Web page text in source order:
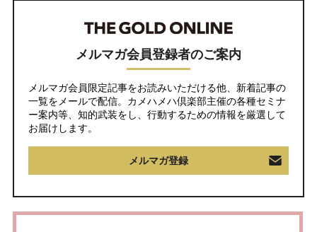
メルマガ会員登録者のご案内
メルマガ会員限定記事をお読みいただける他、新着記事の
一覧をメールで配信。カメハメハ倶楽部主催の各種セミナ
ー案内等、知的武装をし、行動するための情報を厳選して
お届けします。
メルマガ登録